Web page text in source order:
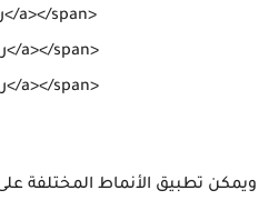
ويمكن تطبيق الأنماط المختلفة